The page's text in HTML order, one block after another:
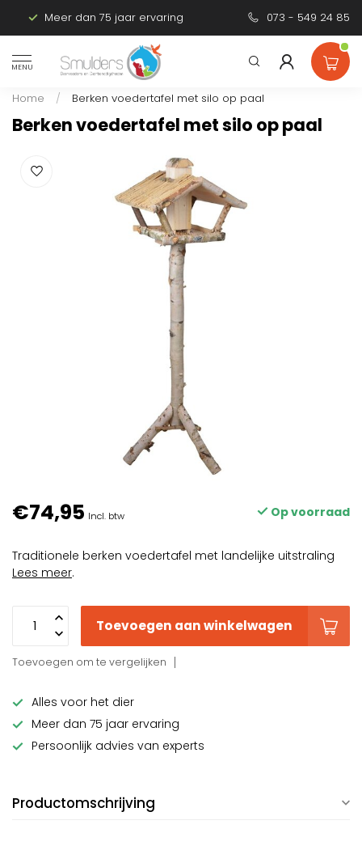
Meer dan 75 jaar ervaring Persoonlijk
073 - 549 24 85
MENU
Home / Berken voedertafel met silo op paal
Berken voedertafel met silo op paal
€74,95 Incl. btw Op voorraad
Traditionele berken voedertafel met landelijke uitstraling
Lees meer.
Toevoegen aan winkelwagen
Toevoegen om te vergelijken
Alles voor het dier
Meer dan 75 jaar ervaring
Persoonlijk advies van experts
Productomschrijving